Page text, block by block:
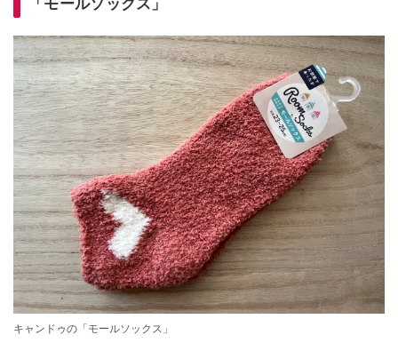
キャンドゥの「モールソックス」